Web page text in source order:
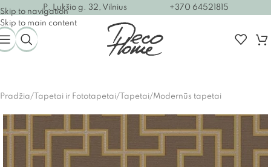
Skip to navigation
Skip to main content
P. Lukšio g. 32, Vilnius +370 64521815
Pradžia/ Tapetai ir Fototapetai/ Tapetai/Modernūs tapetai